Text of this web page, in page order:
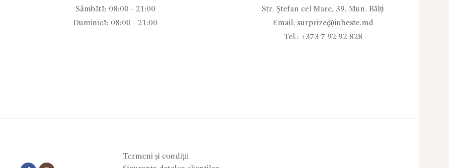
Sâmbătă: 08:00 - 21:00
Duminică: 08:00 - 21:00
Str. Ștefan cel Mare, 39. Mun. Bălți
Email: surprize@iubeste.md
Tel.: +373 7 92 92 828
Termeni și condiții